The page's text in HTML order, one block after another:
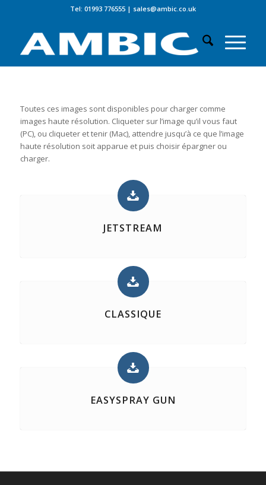
Tel: 01993 776555| sales@ambic.co.uk
Toutes ces images sont disponibles pour charger comme
images haute résolution. Cliqueter sur l’image qu’il vous faut
(PC), ou cliqueter et tenir (Mac), attendre jusqu’à ce que l’image
haute résolution soit apparue et puis choisir épargner ou
charger.
JETSTREAM
CLASSIQUE
EASYSPRAY GUN